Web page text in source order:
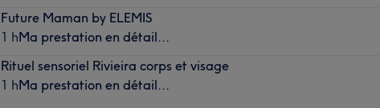
Future Maman by ELEMIS
1 hMa prestation en détail...
Rituel sensoriel Rivieira corps et visage
1 hMa prestation en détail...